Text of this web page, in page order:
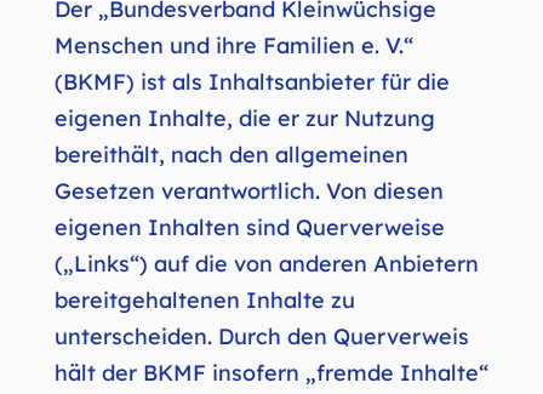
Der „Bundesverband Kleinwüchsige
Menschen und ihre Familien e. V.“
(BKMF) ist als Inhaltsanbieter für die
eigenen Inhalte, die er zur Nutzung
bereithält, nach den allgemeinen
Gesetzen verantwortlich. Von diesen
eigenen Inhalten sind Querverweise
(„Links“) auf die von anderen Anbietern
bereitgehaltenen Inhalte zu
unterscheiden. Durch den Querverweis